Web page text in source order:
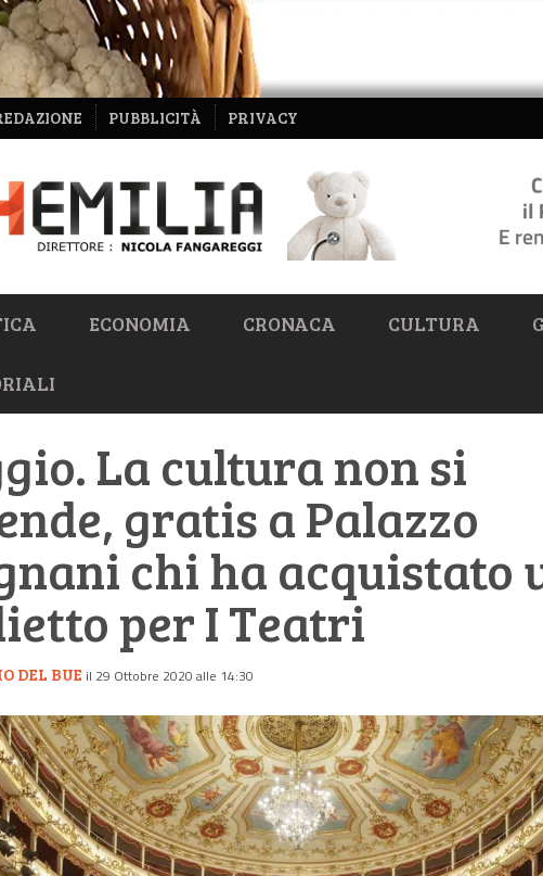
PUBBLICITÀ PRIVACY
ECONOMIA CRONACA CULTURA
La cultura non si
gratis a Palazzo
chi ha acquistato
per I Teatri
DEL BUE il 29 Ottobre 2020 alle 14:30